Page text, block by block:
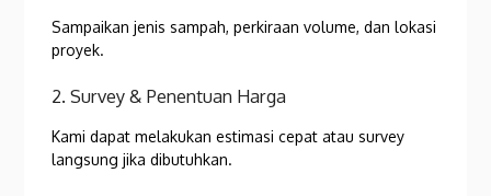
Sampaikan jenis sampah, perkiraan volume, dan lokasi
proyek.
2. Survey & Penentuan Harga
Kami dapat melakukan estimasi cepat atau survey
langsung jika dibutuhkan.